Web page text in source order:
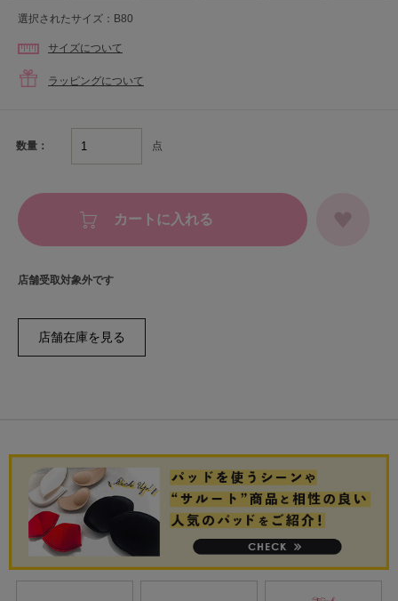
選択されたサイズ：B80
サイズについて
ラッピングについて
数量： 点
カートに入れる
店舗受取対象外です